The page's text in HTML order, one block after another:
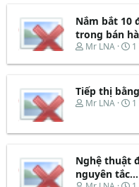
Nắm bắt 10
trong bán
T
r
a
d
a
t
e
r
Mr LNA
N
à
b
ắ
ầ
Tiếp thị
T
e
d
s
t
Mr LNA
N
y
ắ
đ
Nghệ thuật
nguyên tắc...